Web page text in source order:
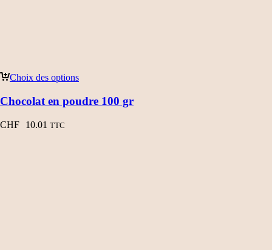
Choix des options
Chocolat en poudre 100 gr
CHF 10.01 TTC